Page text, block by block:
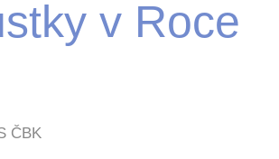
v Roce
ČBK